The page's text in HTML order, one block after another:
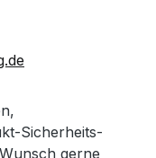
Sicherheits-
gerne